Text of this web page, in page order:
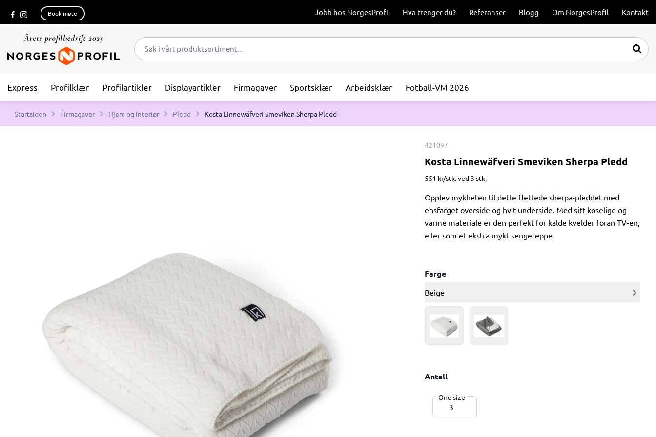
Book møte Jobb hos NorgesProfil Hva trenger du? Referanser Blogg Om NorgesProfil Kontakt
Express Profilklær Profilartikler Displayartikler Firmagaver Sportsklær Arbeidsklær Fotball-VM 2026
Startsiden Firmagaver Hjem og interiør Pledd Kosta Linnewäfveri Smeviken Sherpa Pledd
421097
Kosta Linnewäfveri Smeviken Sherpa Pledd
551 kr/stk. ved 3 stk.
Opplev mykheten til dette flettede sherpa-pleddet med
ensfarget overside og hvit underside. Med sitt koselige og
varme materiale er den perfekt for kalde kvelder foran TV-en,
eller som et ekstra mykt sengeteppe.
Farge
Beige
Antall
One size